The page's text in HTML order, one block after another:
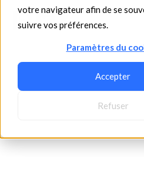
votre navigateur afin de se
suivre vos préférences.
Paramètres du
Accepter
Refuser